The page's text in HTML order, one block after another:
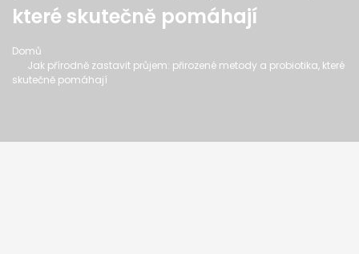
které skutečně pomáhají
Domů
Jak přírodně zastavit průjem: přirozené metody a probiotika, které
skutečně pomáhají